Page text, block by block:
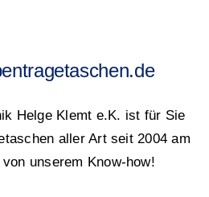
Helge Klemt e.K. ist für Sie
aller Art seit 2004 am
unserem Know-how!